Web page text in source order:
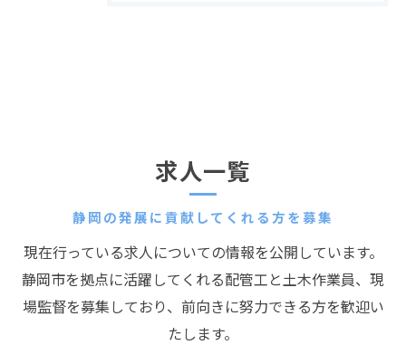
静岡の発展に貢献してくれる方を募集
求人一覧
現在行っている求人についての情報を公開しています。
静岡市を拠点に活躍してくれる配管工と土木作業員、現
場監督を募集しており、前向きに努力できる方を歓迎い
たします。